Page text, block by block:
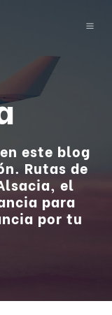
en este blog
Rutas de
el
para
por tu